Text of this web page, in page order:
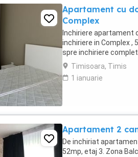
Apartament cu
Complex
Inchiriere apartament
inchiriere in Complex ,
spre inchiriere
Timisoara, Timis
1 ianuarie
Apartament 2
De inchiriat
52mp, etaj 3. Zona